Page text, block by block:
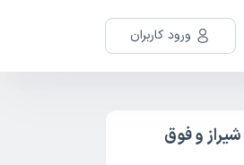
ورود کاربران
و فوق